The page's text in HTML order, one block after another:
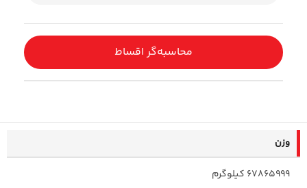
محاسبه‌گر اقساط
وزن
67865999 کیلوگرم